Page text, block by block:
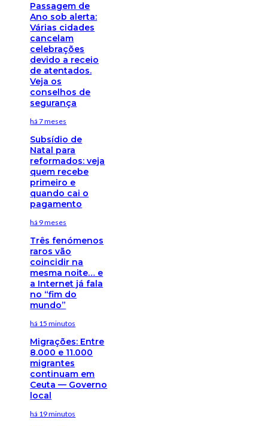
Passagem de
Ano sob alerta:
Várias cidades
cancelam
celebrações
devido a receio
de atentados.
Veja os
conselhos de
segurança
há 7 meses
Subsídio de
Natal para
reformados: veja
quem recebe
primeiro e
quando cai o
pagamento
há 9 meses
Três fenómenos
raros vão
coincidir na
mesma noite… e
a Internet já fala
no “fim do
mundo”
há 15 minutos
Migrações: Entre
8.000 e 11.000
migrantes
continuam em
Ceuta — Governo
local
há 19 minutos